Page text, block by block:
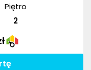
Piętro
2